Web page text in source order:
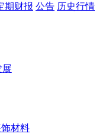
期财报 公告 历史行情
展
材料